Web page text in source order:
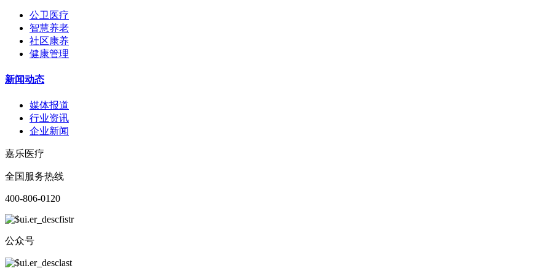
公卫医疗
智慧养老
社区康养
健康管理
新闻动态
媒体报道
行业资讯
企业新闻
嘉乐医疗
全国服务热线
400-806-0120
公众号